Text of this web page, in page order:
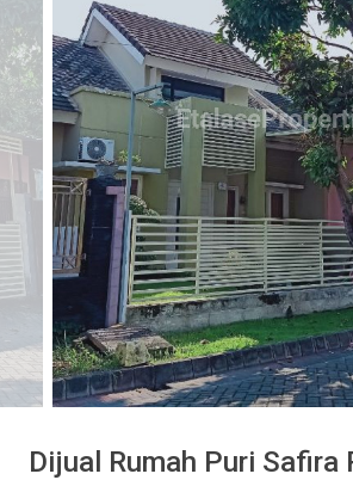
Dijual Rumah Puri Safira